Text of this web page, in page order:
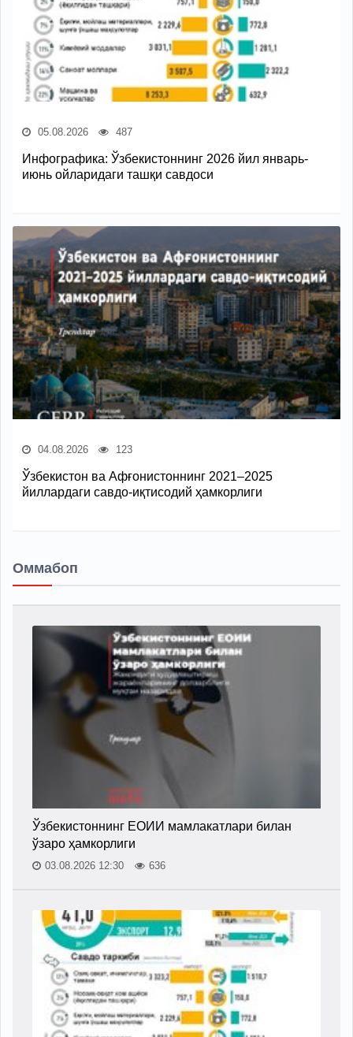
05.08.2026 487
Инфографика: Ўзбекистоннинг 2026 йил январь-
июнь ойларидаги ташқи савдоси
04.08.2026 123
Ўзбекистон ва Афғонистоннинг 2021–2025
йиллардаги савдо-иқтисодий ҳамкорлиги
Оммабоп
Ўзбекистоннинг ЕОИИ мамлакатлари билан
ўзаро ҳамкорлиги
03.08.2026 12:30 636